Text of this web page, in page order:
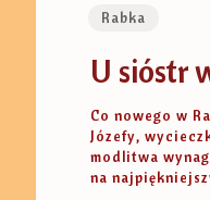
Rabka
U sióstr
Co nowego w
Józefy,
modlitwa
na